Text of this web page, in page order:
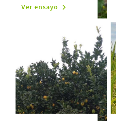
Ver ensayo